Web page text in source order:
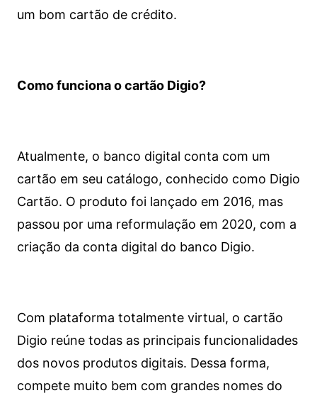
um bom cartão de crédito.
Como funciona o cartão Digio?
Atualmente, o banco digital conta com um
cartão em seu catálogo, conhecido como Digio
Cartão. O produto foi lançado em 2016, mas
passou por uma reformulação em 2020, com a
criação da conta digital do banco Digio.
Com plataforma totalmente virtual, o cartão
Digio reúne todas as principais funcionalidades
dos novos produtos digitais. Dessa forma,
compete muito bem com grandes nomes do